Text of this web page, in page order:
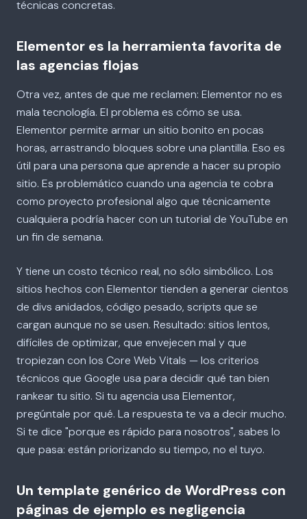
técnicas concretas.
Elementor es la herramienta favorita de
las agencias flojas
Otra vez, antes de que me reclamen: Elementor no es
mala tecnología. El problema es cómo se usa.
Elementor permite armar un sitio bonito en pocas
horas, arrastrando bloques sobre una plantilla. Eso es
útil para una persona que aprende a hacer su propio
sitio. Es problemático cuando una agencia te cobra
como proyecto profesional algo que técnicamente
cualquiera podría hacer con un tutorial de YouTube en
un fin de semana.
Y tiene un costo técnico real, no sólo simbólico. Los
sitios hechos con Elementor tienden a generar cientos
de divs anidados, código pesado, scripts que se
cargan aunque no se usen. Resultado: sitios lentos,
difíciles de optimizar, que envejecen mal y que
tropiezan con los Core Web Vitals — los criterios
técnicos que Google usa para decidir qué tan bien
rankear tu sitio. Si tu agencia usa Elementor,
pregúntale por qué. La respuesta te va a decir mucho.
Si te dice "porque es rápido para nosotros", sabes lo
que pasa: están priorizando su tiempo, no el tuyo.
Un template genérico de WordPress con
páginas de ejemplo es negligencia